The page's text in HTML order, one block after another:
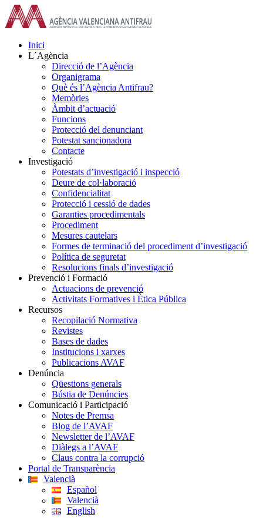
Skip
to
content
Inici
L´Agència
Direcció de l’Agència
Organigrama
Què és l’Agència Antifrau?
Memòries
Àmbit d’actuació
Funcions
Protecció del denunciant
Potestat sancionadora
Contacte
Investigació
Potestats d’investigació i inspecció
Deure de col·laboració
Confidencialitat
Protecció i cessió de dades
Garanties procedimentals
Procediment
Mesures cautelars
Formes de terminació del procediment d’investigació
Política de seguretat
Resolucions finals d’investigació
Prevenció i Formació
Actuacions de prevenció
Activitats Formatives i Ètica Pública
Recursos
Recopilació Normativa
Revistes
Bases de dades
Institucions i xarxes
Publicacions AVAF
Denúncia
Qüestions generals
Bústia de Denúncies
Comunicació i Participació
Notes de Premsa
Blog de l’AVAF
Newsletter de l’AVAF
Diàlegs a l’AVAF
Claus contra la corrupció
Portal de Transparència
Valencià
Español
Valencià
English